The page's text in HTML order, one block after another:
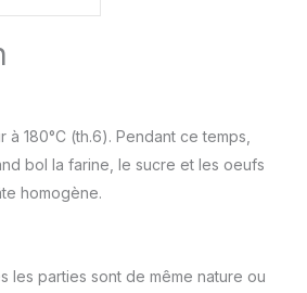
180°C (th.6). Pendant ce temps,
bol la farine, le sucre et les oeufs
homogène.
les parties sont de même nature ou